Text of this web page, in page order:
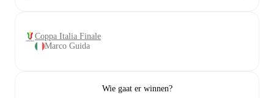
Coppa Italia Finale
Marco Guida
Wie gaat er winnen?